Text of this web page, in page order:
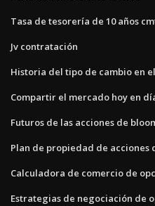
Tasa de tesorería de 10 años
Jv contratación
Historia del tipo de cambio en
Compartir el mercado hoy en
Futuros de las acciones de
Plan de propiedad de
Calculadora de comercio de
Estrategias de negociación de